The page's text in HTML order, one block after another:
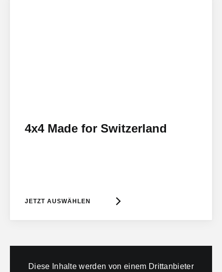
4x4 Made for Switzerland
JETZT AUSWÄHLEN
Diese Inhalte werden von einem Drittanbieter